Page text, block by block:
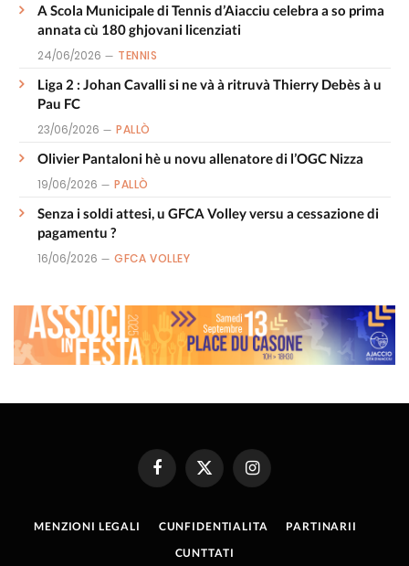
A Scola Municipale di Tennis d’Aiacciu celebra a so prima
annata cù 180 ghjovani licenziati
24/06/2026 TENNIS
Liga 2 : Johan Cavalli si ne và à ritruvà Thierry Debès à u
Pau FC
23/06/2026 PALLÒ
Olivier Pantaloni hè u novu allenatore di l’OGC Nizza
19/06/2026 PALLÒ
Senza i soldi attesi, u GFCA Volley versu a cessazione di
pagamentu ?
16/06/2026 GFCA VOLLEY
FacebookX
(Twitter)
Instagram
MENZIONI LEGALI CUNFIDENTIALITA
PARTINARII
CUNTTATI